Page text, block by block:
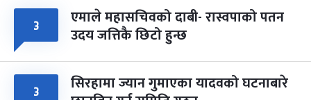
३ एमाले महासचिवको दाबी- रास्वपाको पतन
उदय जत्तिकै छिटो हुन्छ
३ सिरहामा ज्यान गुमाएका यादवको घटनाबारे